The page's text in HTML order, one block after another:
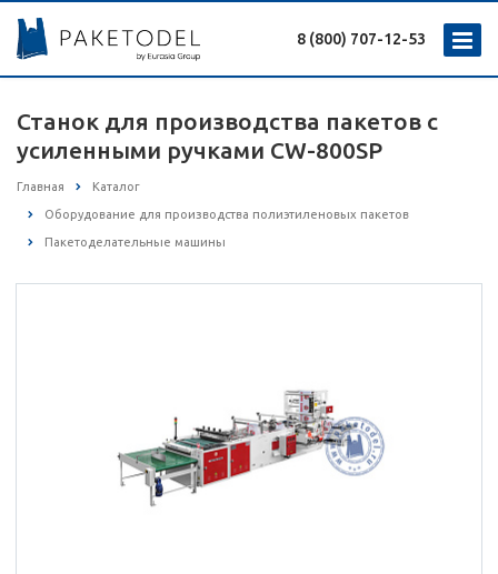
8 (800) 707-12-53
Станок для производства пакетов с
усиленными ручками CW-800SP
Главная Каталог
Оборудование для производства полиэтиленовых пакетов
Пакетоделательные машины